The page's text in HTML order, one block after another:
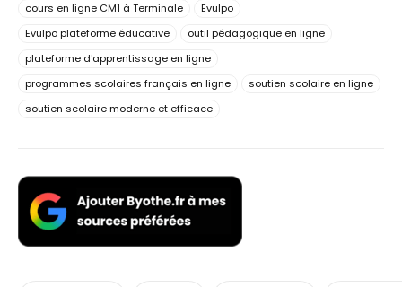
cours en ligne CM1 à Terminale
Evulpo
Evulpo plateforme éducative
outil pédagogique en ligne
plateforme d'apprentissage en ligne
programmes scolaires français en ligne
soutien scolaire en ligne
soutien scolaire moderne et efficace